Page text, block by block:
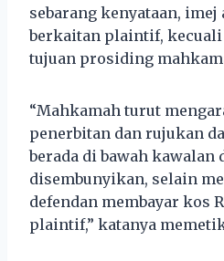
sebarang kenyataan, imej
berkaitan plaintif,
tujuan prosiding
“Mahkamah turut
penerbitan dan rujukan
berada di bawah kawalan
disembunyikan, selain
defendan membayar kos
plaintif,” katanya